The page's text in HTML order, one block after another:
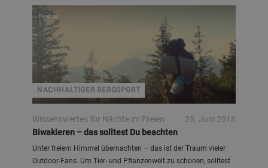
NACHHALTIGER BERGSPORT
Pixabay
Wissenswertes für Nächte im Freien
25. Juni 2018
Biwakieren – das solltest Du beachten
Unter freiem Himmel übernachten – das ist der Traum vieler
Outdoor-Fans. Um Tier- und Pflanzenwelt zu schonen, solltest